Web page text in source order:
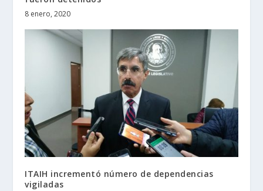
8 enero, 2020
ITAIH incrementó número de dependencias
vigiladas